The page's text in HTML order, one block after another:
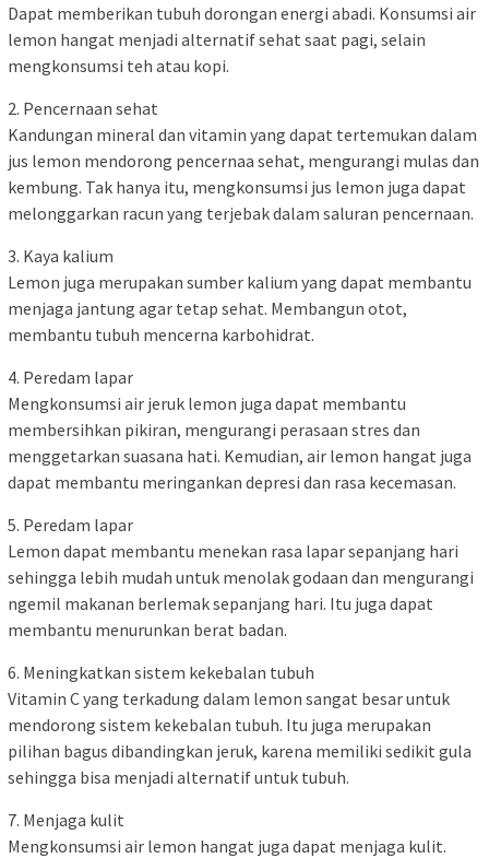
Dapat memberikan tubuh dorongan energi abadi. Konsumsi air
lemon hangat menjadi alternatif sehat saat pagi, selain
mengkonsumsi teh atau kopi.
2. Pencernaan sehat
Kandungan mineral dan vitamin yang dapat tertemukan dalam
jus lemon mendorong pencernaa sehat, mengurangi mulas dan
kembung. Tak hanya itu, mengkonsumsi jus lemon juga dapat
melonggarkan racun yang terjebak dalam saluran pencernaan.
3. Kaya kalium
Lemon juga merupakan sumber kalium yang dapat membantu
menjaga jantung agar tetap sehat. Membangun otot,
membantu tubuh mencerna karbohidrat.
4. Peredam lapar
Mengkonsumsi air jeruk lemon juga dapat membantu
membersihkan pikiran, mengurangi perasaan stres dan
menggetarkan suasana hati. Kemudian, air lemon hangat juga
dapat membantu meringankan depresi dan rasa kecemasan.
5. Peredam lapar
Lemon dapat membantu menekan rasa lapar sepanjang hari
sehingga lebih mudah untuk menolak godaan dan mengurangi
ngemil makanan berlemak sepanjang hari. Itu juga dapat
membantu menurunkan berat badan.
6. Meningkatkan sistem kekebalan tubuh
Vitamin C yang terkadung dalam lemon sangat besar untuk
mendorong sistem kekebalan tubuh. Itu juga merupakan
pilihan bagus dibandingkan jeruk, karena memiliki sedikit gula
sehingga bisa menjadi alternatif untuk tubuh.
7. Menjaga kulit
Mengkonsumsi air lemon hangat juga dapat menjaga kulit.